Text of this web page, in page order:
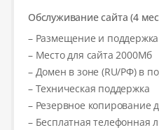
Обслуживание сайта (4
– Размещение и
– Место для сайта 2000Мб
– Домен в зоне (RU/РФ) в
– Техническая поддержка
– Резервное копирование
– Бесплатная телефонная